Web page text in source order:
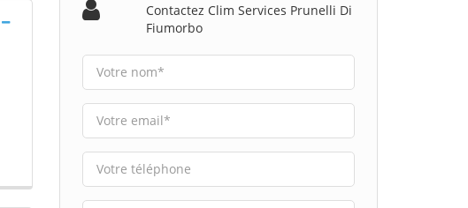
Contactez Clim Services Prunelli Di
Fiumorbo